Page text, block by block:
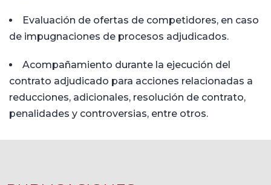
Evaluación de ofertas de competidores, en caso
de impugnaciones de procesos adjudicados.
Acompañamiento durante la ejecución del
contrato adjudicado para acciones relacionadas a
reducciones, adicionales, resolución de contrato,
penalidades y controversias, entre otros.